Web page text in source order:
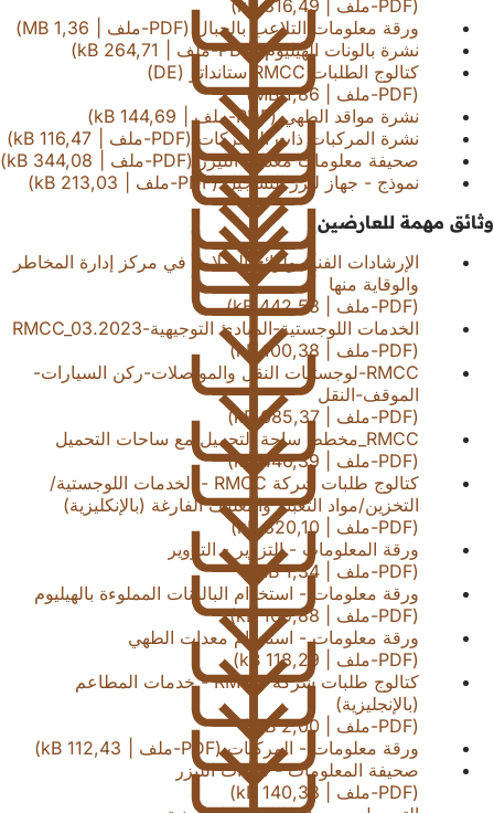
PDF-ملف
316,49 kB
ورقة معلومات التلاعب بالحبال
PDF-ملف
1,36 MB
نشرة بالونات الهيليوم
PDF-ملف
264,71 kB
كتالوج الطلبات RMCC ستانداتر (DE)
PDF-ملف
1,86 MB
نشرة مواقد الطهي PDF-ملف
144,69 kB
نشرة المركبات ذات المحركات
PDF-ملف
116,47 kB
صحيفة معلومات معدات الليزر
PDF-ملف
344,08 kB
نموذج - جهاز ليزر التسجيل PDF-ملف
213,03 kB
وثائق مهمة للعارضين
الإرشادات الفنية ولوائح السلامة في مركز إدارة المخاطر
والوقاية منها
PDF-ملف
442,53 kB
الخدمات اللوجستية-المبادئ التوجيهية-RMCC_03.2023
PDF-ملف
100,38 kB
RMCC-لوجستيات النقل والمواصلات-ركن السيارات-
الموقف-النقل
PDF-ملف
685,37 kB
RMCC_مخطط ساحة التحميل مع ساحات التحميل
PDF-ملف
446,39 kB
كتالوج طلبات شركة RMCC - الخدمات اللوجستية/
التخزين/مواد التعبئة والتغليف الفارغة (بالإنكليزية)
PDF-ملف
320,10 kB
ورقة المعلومات - التزوير - التزوير
PDF-ملف
1,34 MB
ورقة معلومات - استخدام البالونات المملوءة بالهيليوم
PDF-ملف
109,88 kB
ورقة معلومات - استخدام معدات الطهي
PDF-ملف
118,29 kB
كتالوج طلبات شركة RMCC - خدمات المطاعم
(بالإنجليزية)
PDF-ملف
2,00 MB
ورقة معلومات - المركبات PDF-ملف
112,43 kB
صحيفة المعلومات - معدات الليزر
PDF-ملف
140,33 kB